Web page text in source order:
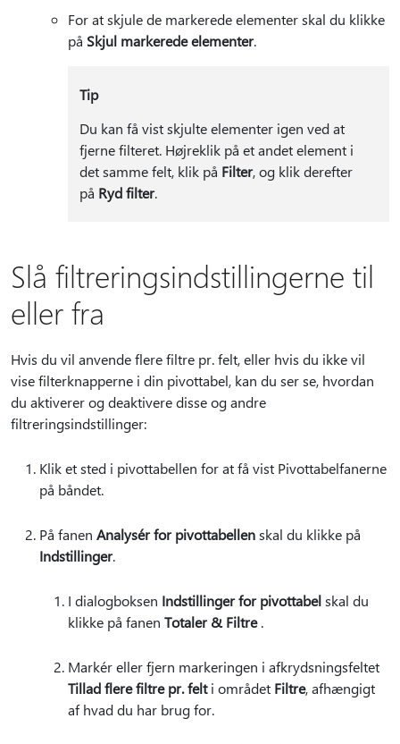
For at skjule de markerede elementer skal du klikke
på Skjul markerede elementer.
Tip
Du kan få vist skjulte elementer igen ved at
fjerne filteret. Højreklik på et andet element i
det samme felt, klik på Filter, og klik derefter
på Ryd filter.
Slå filtreringsindstillingerne til
eller fra
Hvis du vil anvende flere filtre pr. felt, eller hvis du ikke vil
vise filterknapperne i din pivottabel, kan du ser se, hvordan
du aktiverer og deaktivere disse og andre
filtreringsindstillinger:
Klik et sted i pivottabellen for at få vist Pivottabelfanerne
på båndet.
På fanen Analysér for pivottabellenskal du klikke på
Indstillinger.
I dialogboksen Indstillinger for pivottabelskal du
klikke på fanen Totaler & Filtre.
Markér eller fjern markeringen i afkrydsningsfeltet
Tillad flere filtre pr. felti området Filtre, afhængigt
af hvad du har brug for.